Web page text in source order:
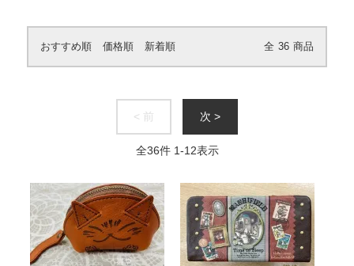
おすすめ順 価格順 新着順 全 36 商品
< 前 次 >
全36件 1-12表示